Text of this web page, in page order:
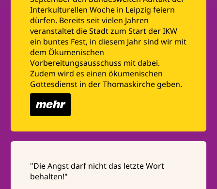
Interkulturellen Woche in Leipzig feiern
dürfen. Bereits seit vielen Jahren
veranstaltet die Stadt zum Start der IKW
ein buntes Fest, in diesem Jahr sind wir mit
dem Ökumenischen
Vorbereitungsausschuss mit dabei.
Zudem wird es einen ökumenischen
Gottesdienst in der Thomaskirche geben.
mehr
"Die Angst darf nicht das letzte Wort
behalten!"